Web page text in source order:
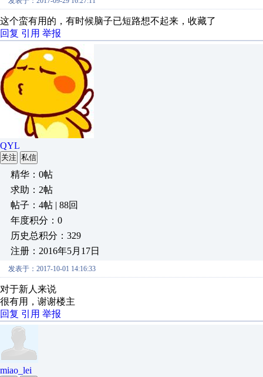
这个蛮有用的，有时候脑子已短路想不起来，收藏了
回复 引用 举报
QYL
关注 私信
精华：0帖
求助：2帖
帖子：4帖 | 88回
年度积分：0
历史总积分：329
注册：2016年5月17日
发表于：2017-10-01 14:16:33
对于新人来说
很有用，谢谢楼主
回复 引用 举报
miao_lei